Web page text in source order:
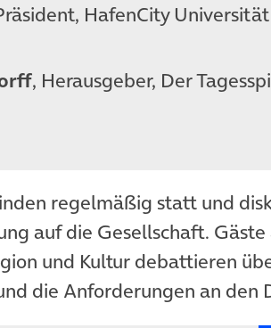
HafenCity Universität
, Herausgeber, Der
regelmäßig statt und
auf die Gesellschaft. Gäste
und Kultur debattieren
die Anforderungen an den